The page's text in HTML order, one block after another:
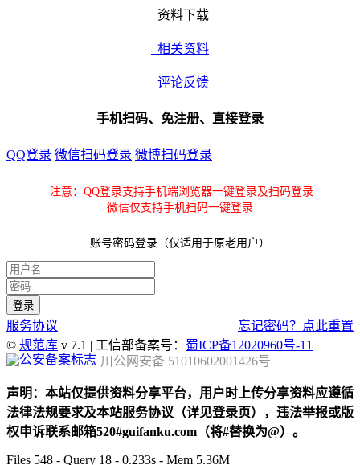
资料下载
相关资料
评论反馈
手机扫码、免注册、直接登录
QQ登录 微信扫码登录 微博扫码登录
注意：QQ登录支持手机端浏览器一键登录及扫码登录
微信仅支持手机扫码一键登录
账号密码登录（仅适用于原老用户）
服务协议
忘记密码？点此重置
© 规范库 v 7.1 | 工信部备案号： 蜀ICP备12020960号-11 |
川公网安备 51010602001426号
声明：本站仅提供资料分享平台，用户时上传分享资料应遵循
法律法规要求及本站服务协议（详见登录页），违法举报或版
权申诉联系邮箱520#guifanku.com（将#替换为@）。
Files 548 - Query 18 - 0.233s - Mem 5.36M